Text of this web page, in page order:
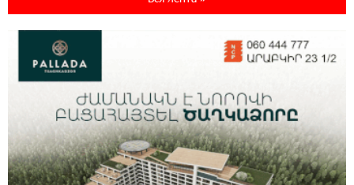
приложении
17:03:49 30-07-2026
Платформа Rate.Trading на Seaside Startup
Summit: IDBank представил инновационное
решение
14:44:13 29-07-2026